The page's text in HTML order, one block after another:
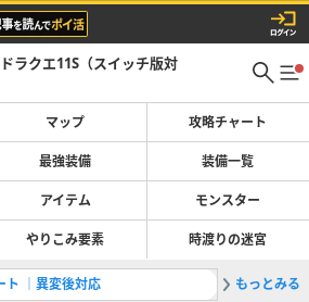
ラクエ11S（スイッチ版対
マップ 攻略チャート
最強装備 装備一覧
アイテム モンスター
やりこみ要素 時渡りの迷宮
ト ｜異変後対応 2全クエ
もっとみる